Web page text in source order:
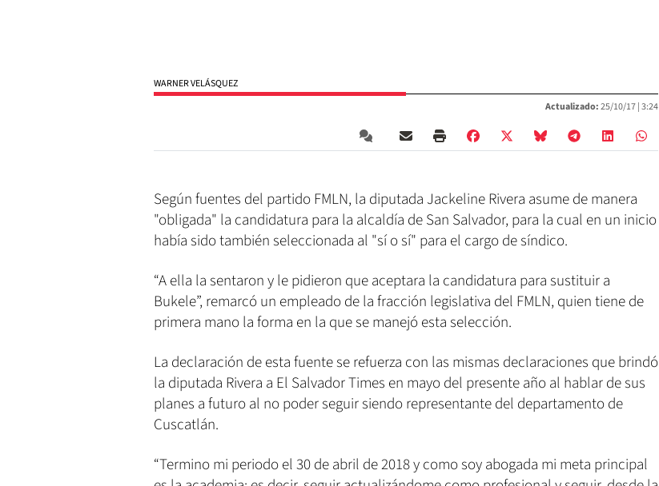
WARNER VELÁSQUEZ
Actualizado:25/10/17 |3:24
Según fuentes del partido FMLN, la diputada Jackeline Rivera asume de manera
"obligada" la candidatura para la alcaldía de San Salvador, para la cual en un inicio
había sido también seleccionada al "sí o sí" para el cargo de síndico.
“A ella la sentaron y le pidieron que aceptara la candidatura para sustituir a
Bukele”, remarcó un empleado de la fracción legislativa del FMLN, quien tiene de
primera mano la forma en la que se manejó esta selección.
La declaración de esta fuente se refuerza con las mismas declaraciones que brindó
la diputada Rivera a El Salvador Times en mayo del presente año al hablar de sus
planes a futuro al no poder seguir siendo representante del departamento de
Cuscatlán.
“Termino mi periodo el 30 de abril de 2018 y como soy abogada mi meta principal